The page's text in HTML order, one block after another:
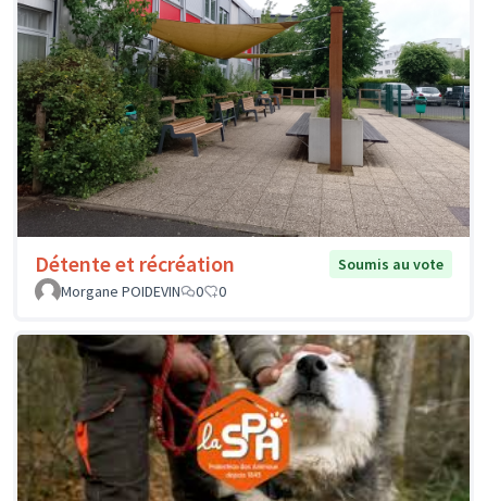
Détente et récréation
Soumis au vote
Morgane POIDEVIN
0 0